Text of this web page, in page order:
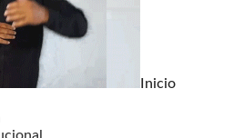
Inicio